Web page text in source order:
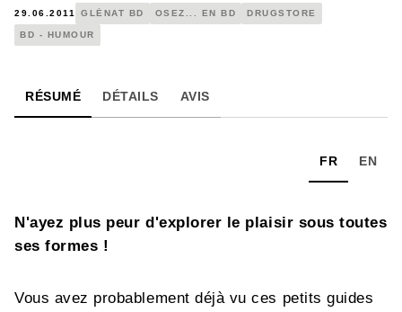
29.06.2011 GLÉNAT BD OSEZ... EN BD DRUGSTORE
BD - HUMOUR
RÉSUMÉ DÉTAILS AVIS
FR EN
N'ayez plus peur d'explorer le plaisir sous toutes
ses formes !
Vous avez probablement déjà vu ces petits guides